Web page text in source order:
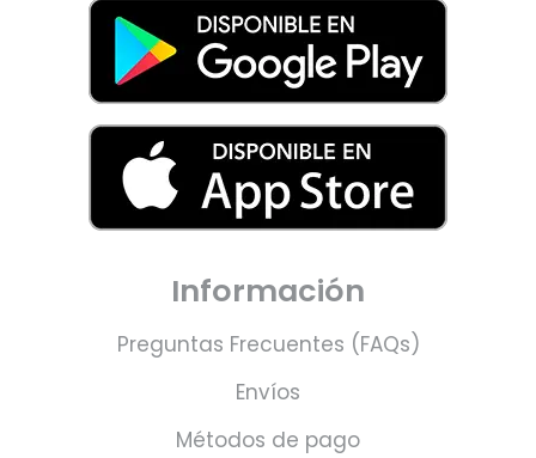
Información
Preguntas Frecuentes (FAQs)
Envíos
Métodos de pago